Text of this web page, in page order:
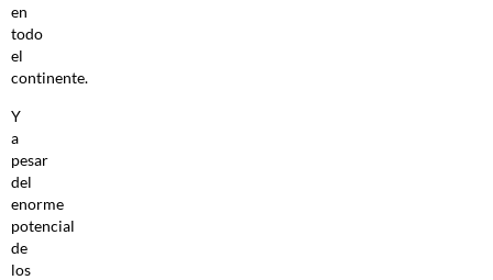
en
todo
el
continente.
Y
a
pesar
del
enorme
potencial
de
los